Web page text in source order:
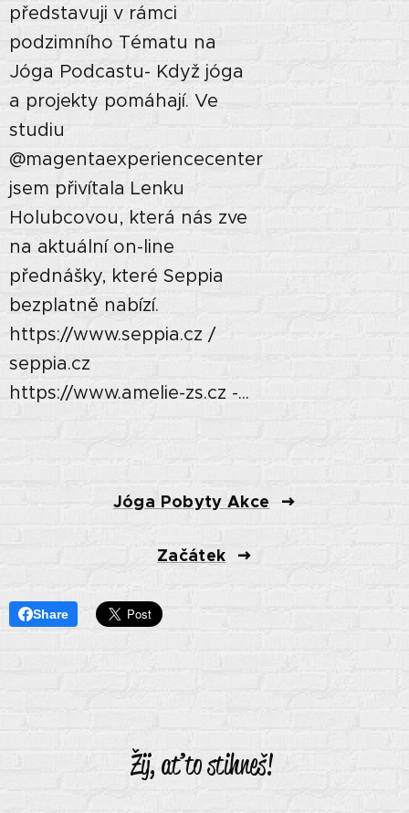
představuji v rámci
podzimního Tématu na
Jóga Podcastu- Když jóga
a projekty pomáhají. Ve
studiu
‪@magentaexperiencecenter‬
jsem přivítala Lenku
Holubcovou, která nás zve
na aktuální on-line
přednášky, které Seppia
bezplatně nabízí.
https://www.seppia.cz /
seppia.cz
https://www.amelie-zs.cz -...
Jóga Pobyty Akce
Začátek
Share
Žij, ať to stihneš!